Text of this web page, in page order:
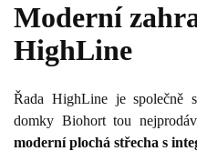
Moderní
HighLine
Řada HighLine je společně
domky Biohort tou
moderní plochá střecha s